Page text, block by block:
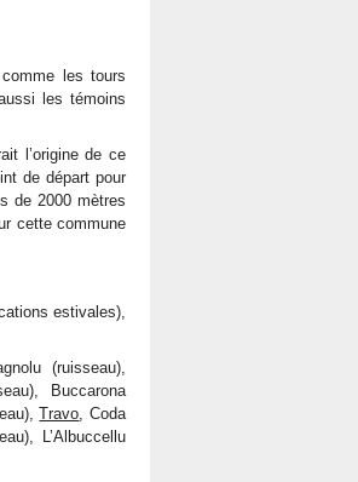
les tours
les témoins
l’origine de ce
de départ pour
de 2000 mètres
cette commune
estivales),
(ruisseau),
Buccarona
Travo, Coda
L’Albuccellu